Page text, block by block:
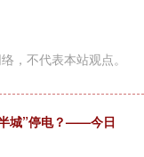
，不代表本站观点。
城”停电？——今日